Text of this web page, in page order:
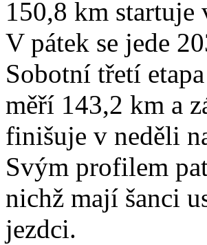
150,8 km
V pátek se jede
Sobotní třetí
měří 143,2 km a
finišuje v neděli
Svým profilem
nichž mají šanci
jezdci.